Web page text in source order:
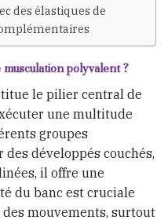
des élastiques de
polyvalent ?
le pilier central de
une multitude
groupes
développés couchés,
il offre une
du banc est cruciale
mouvements, surtout